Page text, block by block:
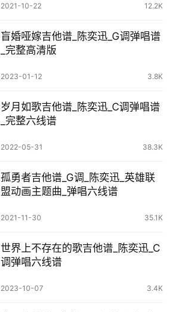
2021-10-22 12.2K
盲婚哑嫁吉他谱_陈奕迅_G调弹唱谱
_完整高清版
2023-01-12 3.8K
岁月如歌吉他谱_陈奕迅_C调弹唱谱
_完整六线谱
2022-05-31 38.3K
孤勇者吉他谱_G调_陈奕迅_英雄联
盟动画主题曲_弹唱六线谱
2021-11-30 35.1K
世界上不存在的歌吉他谱_陈奕迅_C
调弹唱六线谱
2023-10-07 3.4K